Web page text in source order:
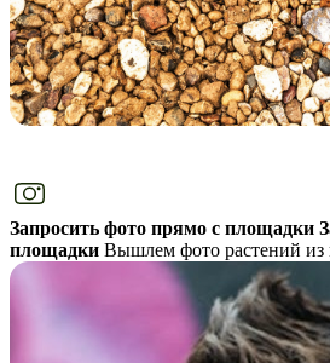
Запросить фото прямо с площадки
площадки Вышлем фото растений из